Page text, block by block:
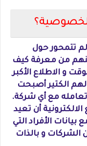
تتمحور حول
من معرفة كيف
و الاطلاع الأكبر
الكتير أصبحت
تعامله مع أي شركة.
أن تعيد
الأفراد التي
الشركات و بالذات